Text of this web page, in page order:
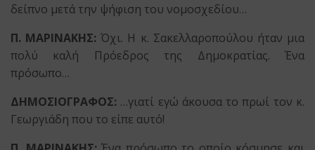
δείπνο μετά την ψήφιση του νομοσχεδίου…
Π. ΜΑΡΙΝΑΚΗΣ:Όχι. Η κ. Σακελλαροπούλου ήταν μια
πολύ καλή Πρόεδρος της Δημοκρατίας. Ένα
πρόσωπο…
ΔΗΜΟΣΙΟΓΡΑΦΟΣ: …γιατί εγώ άκουσα το πρωί τον κ.
Γεωργιάδη που το είπε αυτό!